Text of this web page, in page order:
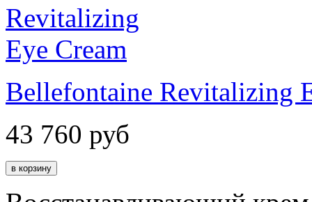
Bellefontaine Revitalizing
43 760 руб